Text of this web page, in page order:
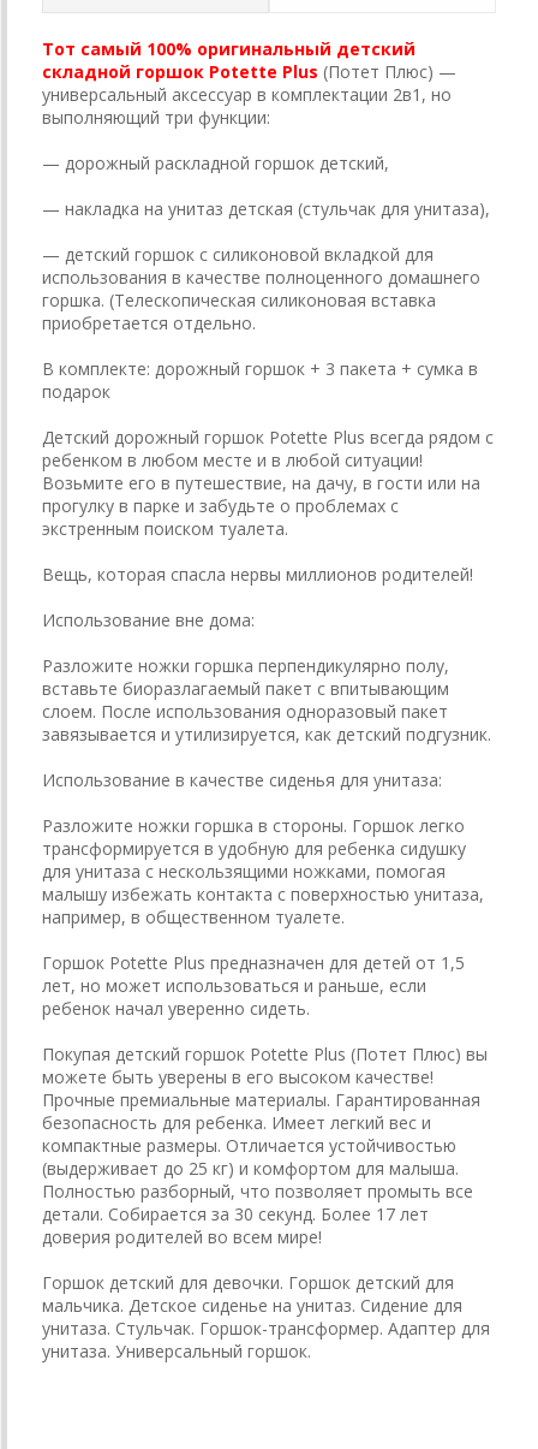
Тот самый 100% оригинальный детский
складной горшок Potette Plus (Потет Плюс) —
универсальный аксессуар в комплектации 2в1, но
выполняющий три функции:
— дорожный раскладной горшок детский,
— накладка на унитаз детская (стульчак для унитаза),
— детский горшок с силиконовой вкладкой для
использования в качестве полноценного домашнего
горшка. (Телескопическая силиконовая вставка
приобретается отдельно.
В комплекте: дорожный горшок + 3 пакета + сумка в
подарок
Детский дорожный горшок Potette Plus всегда рядом с
ребенком в любом месте и в любой ситуации!
Возьмите его в путешествие, на дачу, в гости или на
прогулку в парке и забудьте о проблемах с
экстренным поиском туалета.
Вещь, которая спасла нервы миллионов родителей!
Использование вне дома:
Разложите ножки горшка перпендикулярно полу,
вставьте биоразлагаемый пакет с впитывающим
слоем. После использования одноразовый пакет
завязывается и утилизируется, как детский подгузник.
Использование в качестве сиденья для унитаза:
Разложите ножки горшка в стороны. Горшок легко
трансформируется в удобную для ребенка сидушку
для унитаза с нескользящими ножками, помогая
малышу избежать контакта с поверхностью унитаза,
например, в общественном туалете.
Горшок Potette Plus предназначен для детей от 1,5
лет, но может использоваться и раньше, если
ребенок начал уверенно сидеть.
Покупая детский горшок Potette Plus (Потет Плюс) вы
можете быть уверены в его высоком качестве!
Прочные премиальные материалы. Гарантированная
безопасность для ребенка. Имеет легкий вес и
компактные размеры. Отличается устойчивостью
(выдерживает до 25 кг) и комфортом для малыша.
Полностью разборный, что позволяет промыть все
детали. Собирается за 30 секунд. Более 17 лет
доверия родителей во всем мире!
Горшок детский для девочки. Горшок детский для
мальчика. Детское сиденье на унитаз. Сидение для
унитаза. Стульчак. Горшок-трансформер. Адаптер для
унитаза. Универсальный горшок.